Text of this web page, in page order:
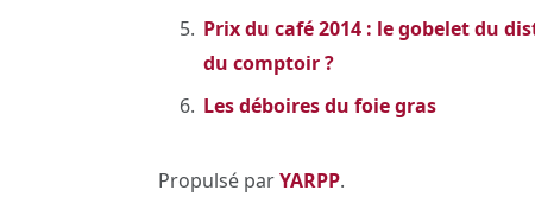
Prix du café 2014 : le gobelet du
du comptoir ?
Les déboires du foie gras
Propulsé parYARPP.